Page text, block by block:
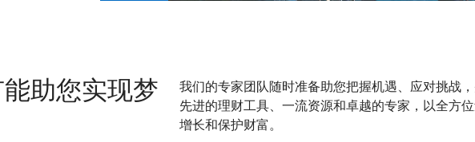
助您实现梦
我们的专家团队随时准备助您把握机遇、应对挑战
先进的理财工具、一流资源和卓越的专家，以全方
增长和保护财富。